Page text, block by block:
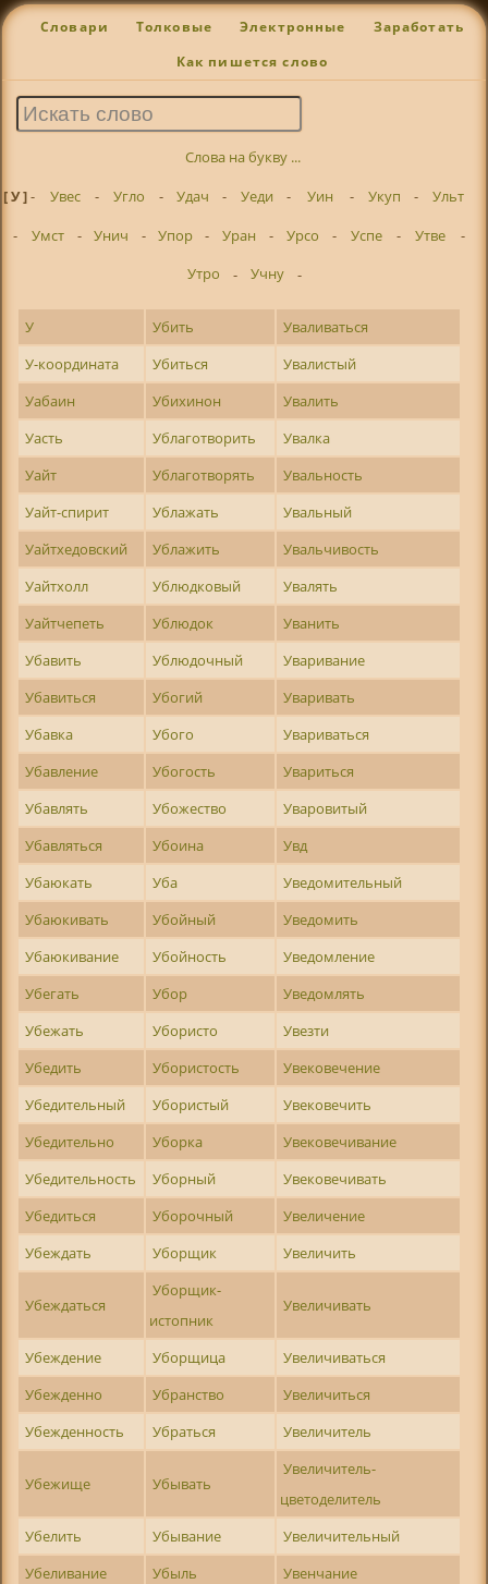
Словари Толковые Электронные Заработать
Как пишется слово
Слова на букву ...
[ У ]- Увес - Угло - Удач - Уеди - Уин - Укуп -
Ульт
-
Умст - Унич - Упор - Уран - Урсо - Успе - Утве
-
Утро
- Учну -
У Убить
Уваливаться
У-координата
Убиться
Увалистый
Уабаин
Убихинон
Увалить
Уасть
Ублаготворить
Увалка
Уайт
Ублаготворять
Увальность
Уайт-спирит
Ублажать
Увальный
Уайтхедовский
Ублажить
Увальчивость
Уайтхолл
Ублюдковый
Увалять
Уайтчепеть
Ублюдок
Уванить
Убавить
Ублюдочный
Уваривание
Убавиться
Убогий
Уваривать
Убавка
Убого
Увариваться
Убавление
Убогость
Увариться
Убавлять
Убожество
Уваровитый
Убавляться
Убоина
Увд
Убаюкать
Уба
Уведомительный
Убаюкивать
Убойный
Уведомить
Убаюкивание
Убойность
Уведомление
Убегать
Убор
Уведомлять
Убежать
Убористо
Увезти
Убедить
Убористость
Увековечение
Убедительный
Убористый
Увековечить
Убедительно
Уборка
Увековечивание
Убедительность
Уборный
Увековечивать
Убедиться
Уборочный
Увеличение
Убеждать
Уборщик Увеличить
Убеждаться
Уборщик-
истопник
Увеличивать
Убеждение Уборщица
Увеличиваться
Убежденно
Убранство
Увеличиться
Убежденность
Убраться Увеличитель
Убежище Убывать
Увеличитель-
цветоделитель
Убелить
Убывание
Увеличительный
Убеливание
Убыль
Увенчание